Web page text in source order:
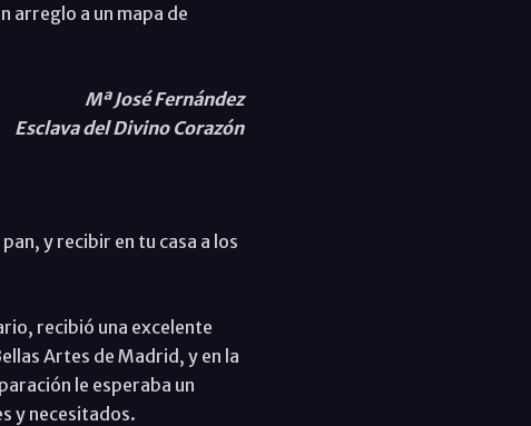
arreglo a un mapa de
Mª José Fernández
Esclava del Divino Corazón
y recibir en tu casa a los
recibió una excelente
Artes de Madrid, y en la
le esperaba un
y necesitados.